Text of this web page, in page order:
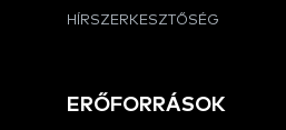
HÍRSZERKESZTŐSÉG
ERŐFORRÁSOK